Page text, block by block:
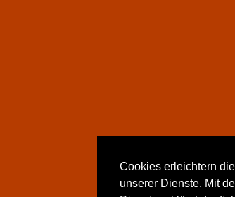
Cookies erleichtern
unserer Dienste. Mit